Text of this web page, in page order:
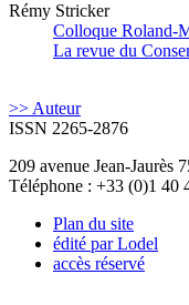
Rémy Stricker
Colloque Roland-
La revue du
>> Auteur
ISSN 2265-2876
209 avenue Jean-Jaurès
Téléphone : +33 (0)1 40
Plan du site
édité par Lodel
accès réservé